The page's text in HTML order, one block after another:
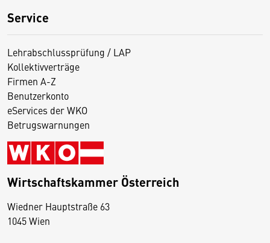
Service
Lehrabschlussprüfung / LAP
Kollektivverträge
Firmen A-Z
Benutzerkonto
eServices der WKO
Betrugswarnungen
Wirtschaftskammer Österreich
Wiedner Hauptstraße 63
1045 Wien
D